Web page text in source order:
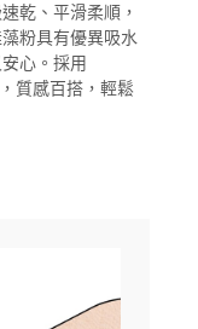
乾、平滑柔順，
粉具有優異吸水
心。採用
質感百搭，輕鬆